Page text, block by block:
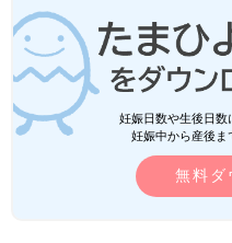
妊娠日数や生後日
妊娠中から産後ま
無料ダ